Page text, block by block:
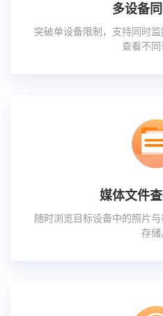
多设备
突破单设备限制，支持同时
查看不同
媒体文件
随时浏览目标设备中的照片
存储